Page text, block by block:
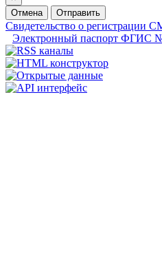
Отмена
Отправить
Свидетельство о
Электронный паспорт ФГИС